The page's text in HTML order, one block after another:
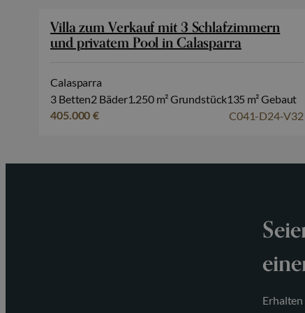
Villa zum Verkauf mit 3 Schlafzimmern
und privatem Pool in Calasparra
Calasparra
3 Betten2 Bäder1.250 m² Grundstück135 m² Gebaut
405.000 € C041-D24-V32